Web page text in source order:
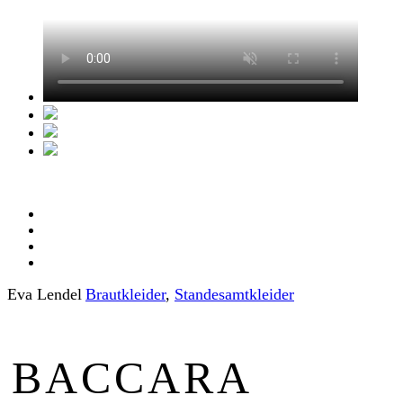
Eva Lendel Braut­kleider, Standesamt­­­kleider
BACCARA